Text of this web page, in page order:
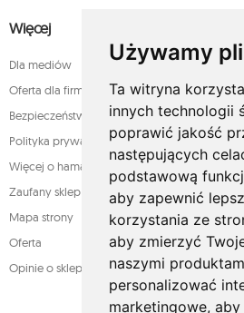
Używamy
Ta witryna
innych technologii
poprawić jakość
następujących
podstawową
aby zapewnić
korzystania ze
aby zmierzyć
naszymi
personalizować
marketingowe, aby
Więcej
Dla mediów
Oferta dla firm
Bezpieczeństwo płatności
Polityka prywatności
Więcej o hamakach
Zaufany sklep
Mapa strony
Oferta
Opinie o sklepie